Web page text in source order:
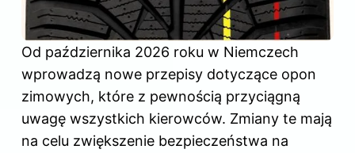
Od października 2026 roku w Niemczech
wprowadzą nowe przepisy dotyczące opon
zimowych, które z pewnością przyciągną
uwagę wszystkich kierowców. Zmiany te mają
na celu zwiększenie bezpieczeństwa na